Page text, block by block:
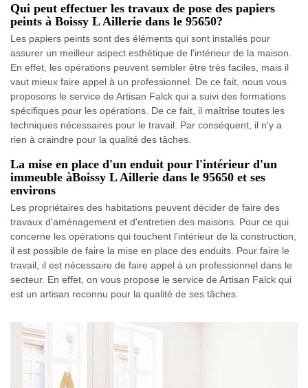
Qui peut effectuer les travaux de pose des papiers
peints à Boissy L Aillerie dans le 95650?
Les papiers peints sont des éléments qui sont installés pour
assurer un meilleur aspect esthétique de l'intérieur de la maison.
En effet, les opérations peuvent sembler être très faciles, mais il
vaut mieux faire appel à un professionnel. De ce fait, nous vous
proposons le service de Artisan Falck qui a suivi des formations
spécifiques pour les opérations. De ce fait, il maîtrise toutes les
techniques nécessaires pour le travail. Par conséquent, il n'y a
rien à craindre pour la qualité des tâches.
La mise en place d'un enduit pour l'intérieur d'un
immeuble àBoissy L Aillerie dans le 95650 et ses
environs
Les propriétaires des habitations peuvent décider de faire des
travaux d'aménagement et d'entretien des maisons. Pour ce qui
concerne les opérations qui touchent l'intérieur de la construction,
il est possible de faire la mise en place des enduits. Pour faire le
travail, il est nécessaire de faire appel à un professionnel dans le
secteur. En effet, on vous propose le service de Artisan Falck qui
est un artisan reconnu pour la qualité de ses tâches.